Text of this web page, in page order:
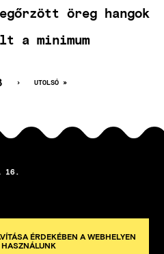
öreg hangok
a minimum
KÖVETKEZŐ
›
UTOLSÓ
UTOLSÓ »
16.
ÉRDEKÉBEN A WEBHELYEN
HASZNÁLUNK